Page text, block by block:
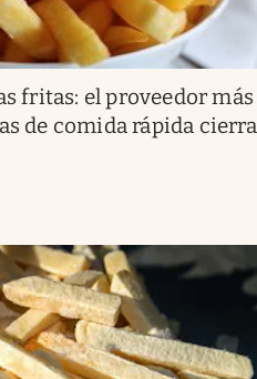
fritas: el proveedor más
de comida rápida cierra